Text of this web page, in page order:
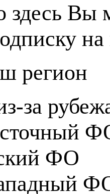
здесь Вы
на
регион
за
ФО